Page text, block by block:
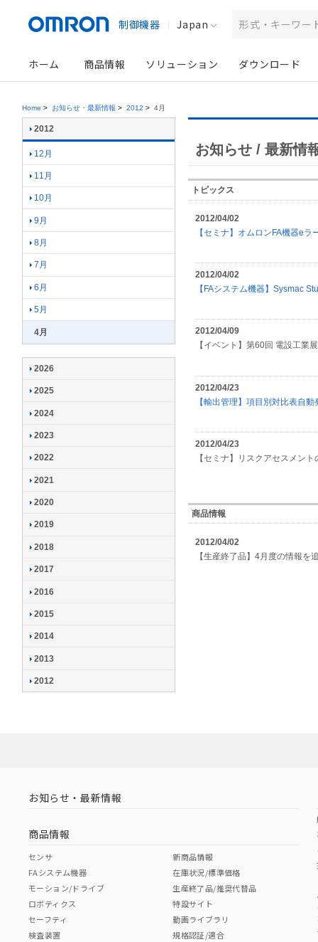
制御機器 Japan
ホーム 商品情報 ソリューション ダウンロード
Home > お知らせ・最新情報 > 2012 > 4月
お知らせ / 最新情
トピックス
2012/04/02
【セミナ】オムロンFA機器e
2012/04/02
【FAシステム機器】Sysmac
2012/04/09
【イベント】第60回 電設工業
2012/04/23
【輸出管理】項目別対比表自
2012/04/23
【セミナ】リスクアセスメン
商品情報
2012/04/02
【生産終了品】4月度の情報を
2012
12月
11月
10月
9月
8月
7月
6月
5月
4月
2026
2025
2024
2023
2022
2021
2020
2019
2018
2017
2016
2015
2014
2013
2012
お知らせ・最新情報
商品情報
センサ
FAシステム機器
モーション/ドライブ
ロボティクス
セーフティ
検査装置
新商品情報
在庫状況/標準価格
生産終了品/推奨代替品
特設サイト
動画ライブラリ
規格認証/適合